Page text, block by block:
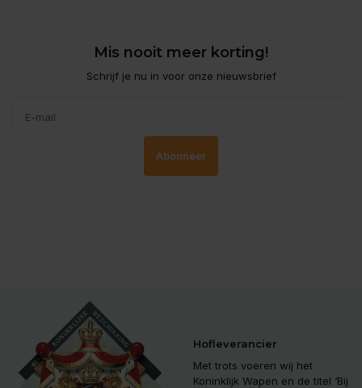
Mis nooit meer korting!
Schrijf je nu in voor onze nieuwsbrief
Abonneer
Hofleverancier
Met trots voeren wij het
Koninklijk Wapen en de titel ‘Bij